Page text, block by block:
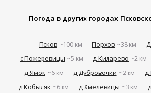
Погода в других городах
Псков ~100 км Порхов ~38 км
с Пожеревицы ~5 км д Киларево ~2 км
д Ямок ~6 км д Дубровочки ~2 км д
д Кобыляк ~6 км д Хмелевицы ~3 км